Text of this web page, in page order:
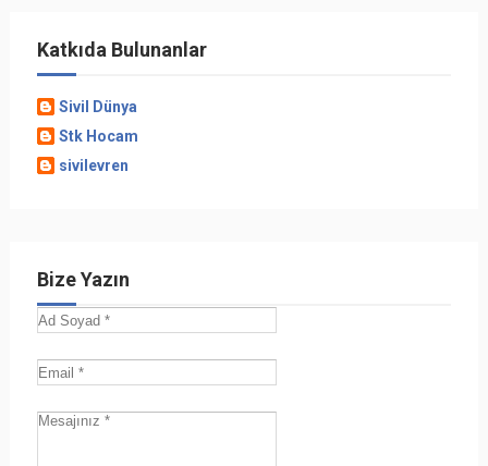
Katkıda Bulunanlar
Sivil Dünya
Stk Hocam
sivilevren
Bize Yazın